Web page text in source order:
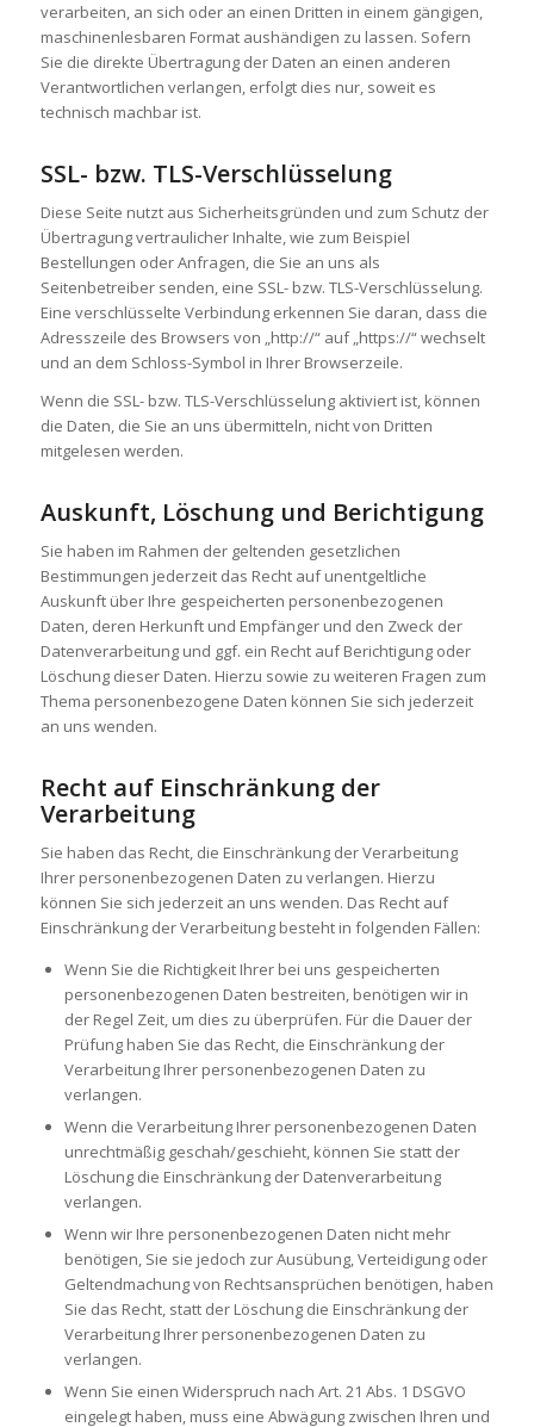
verarbeiten, an sich oder an einen Dritten in einem gängigen,
maschinenlesbaren Format aushändigen zu lassen. Sofern
Sie die direkte Übertragung der Daten an einen anderen
Verantwortlichen verlangen, erfolgt dies nur, soweit es
technisch machbar ist.
SSL- bzw. TLS-Verschlüsselung
Diese Seite nutzt aus Sicherheitsgründen und zum Schutz der
Übertragung vertraulicher Inhalte, wie zum Beispiel
Bestellungen oder Anfragen, die Sie an uns als
Seitenbetreiber senden, eine SSL- bzw. TLS-Verschlüsselung.
Eine verschlüsselte Verbindung erkennen Sie daran, dass die
Adresszeile des Browsers von „http://“ auf „https://“ wechselt
und an dem Schloss-Symbol in Ihrer Browserzeile.
Wenn die SSL- bzw. TLS-Verschlüsselung aktiviert ist, können
die Daten, die Sie an uns übermitteln, nicht von Dritten
mitgelesen werden.
Auskunft, Löschung und Berichtigung
Sie haben im Rahmen der geltenden gesetzlichen
Bestimmungen jederzeit das Recht auf unentgeltliche
Auskunft über Ihre gespeicherten personenbezogenen
Daten, deren Herkunft und Empfänger und den Zweck der
Datenverarbeitung und ggf. ein Recht auf Berichtigung oder
Löschung dieser Daten. Hierzu sowie zu weiteren Fragen zum
Thema personenbezogene Daten können Sie sich jederzeit
an uns wenden.
Recht auf Einschränkung der
Verarbeitung
Sie haben das Recht, die Einschränkung der Verarbeitung
Ihrer personenbezogenen Daten zu verlangen. Hierzu
können Sie sich jederzeit an uns wenden. Das Recht auf
Einschränkung der Verarbeitung besteht in folgenden Fällen:
Wenn Sie die Richtigkeit Ihrer bei uns gespeicherten
personenbezogenen Daten bestreiten, benötigen wir in
der Regel Zeit, um dies zu überprüfen. Für die Dauer der
Prüfung haben Sie das Recht, die Einschränkung der
Verarbeitung Ihrer personenbezogenen Daten zu
verlangen.
Wenn die Verarbeitung Ihrer personenbezogenen Daten
unrechtmäßig geschah/geschieht, können Sie statt der
Löschung die Einschränkung der Datenverarbeitung
verlangen.
Wenn wir Ihre personenbezogenen Daten nicht mehr
benötigen, Sie sie jedoch zur Ausübung, Verteidigung oder
Geltendmachung von Rechtsansprüchen benötigen, haben
Sie das Recht, statt der Löschung die Einschränkung der
Verarbeitung Ihrer personenbezogenen Daten zu
verlangen.
Wenn Sie einen Widerspruch nach Art. 21 Abs. 1 DSGVO
eingelegt haben, muss eine Abwägung zwischen Ihren und